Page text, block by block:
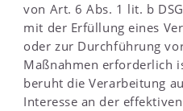
von Art. 6 Abs. 1 lit. b
mit der Erfüllung eines
oder zur Durchführung
Maßnahmen erforderlich
beruht die Verarbeitung
Interesse an der